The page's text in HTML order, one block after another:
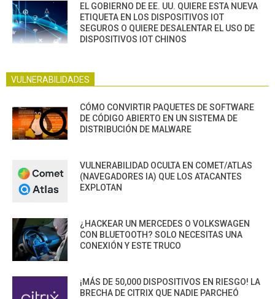
EL GOBIERNO DE EE. UU. QUIERE ESTA NUEVA
ETIQUETA EN LOS DISPOSITIVOS IOT
SEGUROS O QUIERE DESALENTAR EL USO DE
DISPOSITIVOS IOT CHINOS
VULNERABILIDADES
CÓMO CONVIRTIR PAQUETES DE SOFTWARE
DE CÓDIGO ABIERTO EN UN SISTEMA DE
DISTRIBUCIÓN DE MALWARE
VULNERABILIDAD OCULTA EN COMET/ATLAS
(NAVEGADORES IA) QUE LOS ATACANTES
EXPLOTAN
¿HACKEAR UN MERCEDES O VOLKSWAGEN
CON BLUETOOTH? SOLO NECESITAS UNA
CONEXIÓN Y ESTE TRUCO
¡MÁS DE 50,000 DISPOSITIVOS EN RIESGO! LA
BRECHA DE CITRIX QUE NADIE PARCHEÓ